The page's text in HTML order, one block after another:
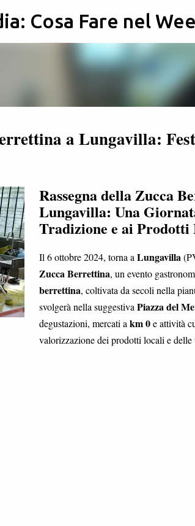
Passa ai contenuti
Cosa Fare nel
a Lungavilla:
Rassegna della Zucca
Lungavilla: Una
Tradizione e ai Prodotti
Il 6 ottobre 2024, torna a Lungavilla
Zucca Berrettina, un evento
berrettina, coltivata da secoli nella
svolgerà nella suggestiva Piazza del
degustazioni, mercati a km 0e attività
valorizzazione dei prodotti locali e